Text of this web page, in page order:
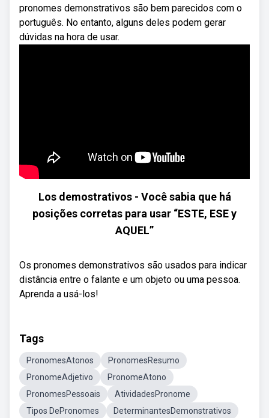
pronomes demonstrativos são bem parecidos com o
português. No entanto, alguns deles podem gerar
dúvidas na hora de usar.
Los demostrativos - Você sabia que há
posições corretas para usar “ESTE, ESE y
AQUEL”
Os pronomes demonstrativos são usados para indicar
distância entre o falante e um objeto ou uma pessoa.
Aprenda a usá-los!
Tags
PronomesAtonos
PronomesResumo
PronomeAdjetivo
PronomeAtono
PronomesPessoais
AtividadesPronome
Tipos DePronomes
DeterminantesDemonstrativos